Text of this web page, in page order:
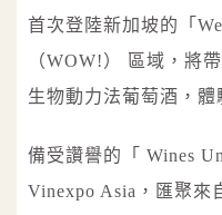
首次登陸新加坡的「
（WOW!） 區域，將
生物動力法葡萄酒，體
備受讚譽的「 Wines
Vinexpo Asia，匯聚來